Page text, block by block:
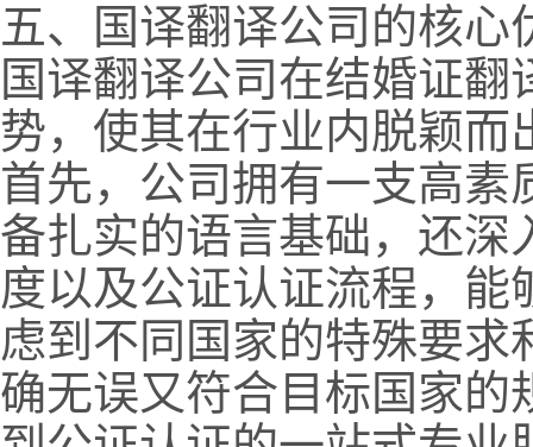
五、国译翻译公司的核
国译翻译公司在结婚证
势，使其在行业内脱颖
首先，公司拥有一支高
备扎实的语言基础，还深
度以及公证认证流程，
虑到不同国家的特殊要
确无误又符合目标国家的